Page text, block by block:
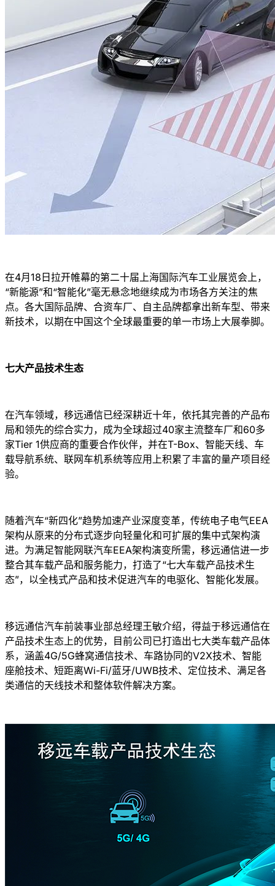
在4月18日拉开帷幕的第二十届上海国际汽车工业展览会上，
“新能源”和“智能化”毫无悬念地继续成为市场各方关注的焦
点。各大国际品牌、合资车厂、自主品牌都拿出新车型、带来
新技术，以期在中国这个全球最重要的单一市场上大展拳脚。
七大产品技术生态
在汽车领域，移远通信已经深耕近十年，依托其完善的产品布
局和领先的综合实力，成为全球超过40家主流整车厂和60多
家Tier 1供应商的重要合作伙伴，并在T-Box、智能天线、车
载导航系统、联网车机系统等应用上积累了丰富的量产项目经
验。
随着汽车“新四化”趋势加速产业深度变革，传统电子电气EEA
架构从原来的分布式逐步向轻量化和可扩展的集中式架构演
进。为满足智能网联汽车EEA架构演变所需，移远通信进一步
整合其车载产品和服务能力，打造了“七大车载产品技术生
态”，以全栈式产品和技术促进汽车的电驱化、智能化发展。
移远通信汽车前装事业部总经理王敏介绍，得益于移远通信在
产品技术生态上的优势，目前公司已打造出七大类车载产品体
系，涵盖4G/5G蜂窝通信技术、车路协同的V2X技术、智能
座舱技术、短距离Wi-Fi/蓝牙/UWB技术、定位技术、满足各
类通信的天线技术和整体软件解决方案。